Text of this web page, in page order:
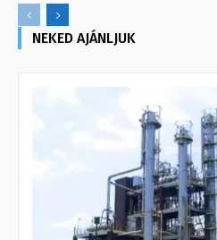
NEKED AJÁNLJUK